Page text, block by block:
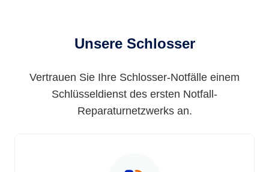
Unsere Schlosser
Vertrauen Sie Ihre Schlosser-Notfälle einem
Schlüsseldienst des ersten Notfall-
Reparaturnetzwerks an.